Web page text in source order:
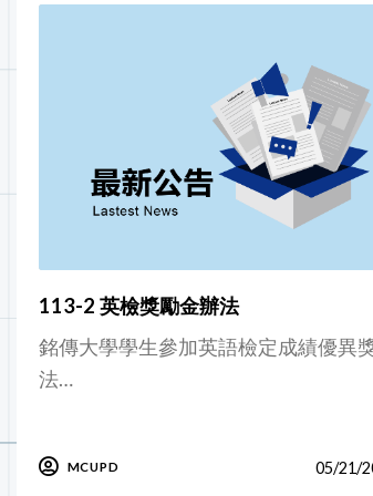
113-2 英檢獎勵金辦法
銘傳大學學生參加英語檢定成績優異
法…
MCUPD 05/21/